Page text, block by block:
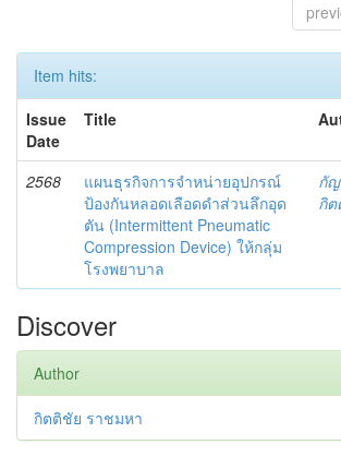
Item hits:
Issue
Date
Title
2568
แผนธุรกิจการจำหน่ายอุปกรณ์
ป้องกันหลอดเลือดดำส่วนลึกอุด
ตัน (Intermittent Pneumatic
Compression Device) ให้กลุ่ม
โรงพยาบาล
กั
กิ
Discover
Author
กิตติชัย ราชมหา